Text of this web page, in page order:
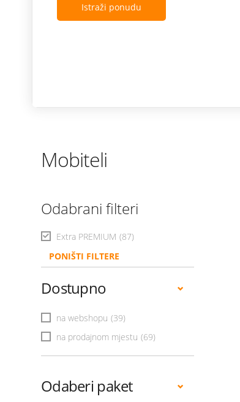
Istraži ponudu
Mobiteli
Odabrani filteri
Extra PREMIUM (87)
PONIŠTI FILTERE
Dostupno
na webshopu (39)
na prodajnom mjestu (69)
Odaberi paket